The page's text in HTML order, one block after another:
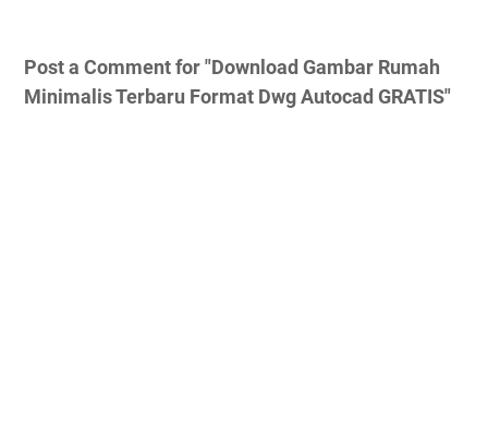
Post a Comment for "Download Gambar Rumah
Minimalis Terbaru Format Dwg Autocad GRATIS"